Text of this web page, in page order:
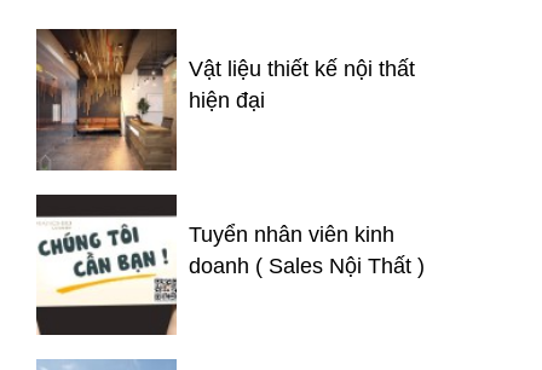
Vật liệu thiết kế nội thất
hiện đại
Tuyển nhân viên kinh
doanh ( Sales Nội Thất )